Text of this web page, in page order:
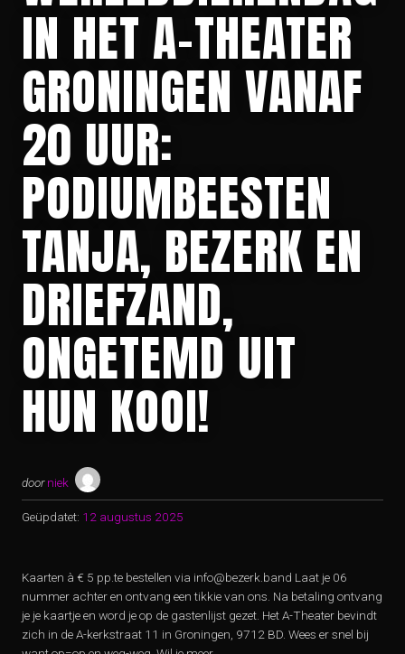
IN HET A-THEATER
GRONINGEN VANAF
20 UUR:
PODIUMBEESTEN
TANJA, BEZERK EN
DRIEFZAND,
ONGETEMD UIT
HUN KOOI!
door niek
Geüpdatet: 12 augustus 2025
Kaarten à € 5 pp.te bestellen via info@bezerk.band Laat je 06
nummer achter en ontvang een tikkie van ons. Na betaling ontvang
je je kaartje en word je op de gastenlijst gezet. Het A-Theater bevindt
zich in de A-kerkstraat 11 in Groningen, 9712 BD. Wees er snel bij